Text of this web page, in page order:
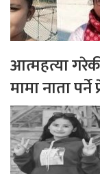
आत्महत्या
मामा नाता